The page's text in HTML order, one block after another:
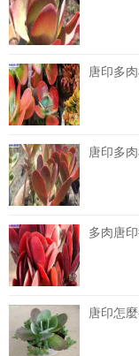
唐印多
唐印多
多肉唐
唐印怎